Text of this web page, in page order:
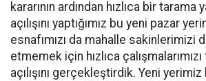
kararının ardından hızlıca bir tarama
açılışını yaptığımız bu yeni pazar
esnafımızı da mahalle sakinlerimizi
etmemek için hızlıca
açılışını gerçekleştirdik. Yeni